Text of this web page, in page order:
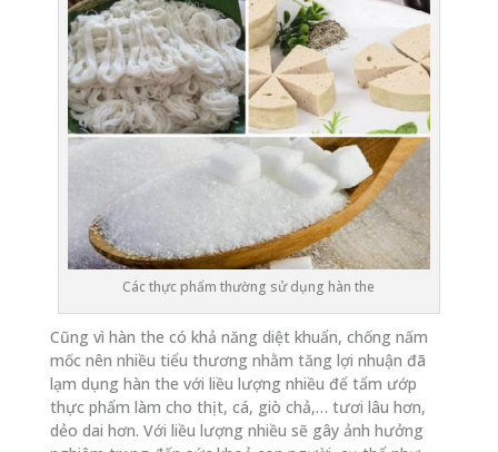
Các thực phẩm thường sử dụng hàn the
Cũng vì hàn the có khả năng diệt khuẩn, chống nấm
mốc nên nhiều tiểu thương nhằm tăng lợi nhuận đã
lạm dụng hàn the với liều lượng nhiều để tẩm ướp
thực phẩm làm cho thịt, cá, giò chả,… tươi lâu hơn,
dẻo dai hơn. Với liều lượng nhiều sẽ gây ảnh hưởng